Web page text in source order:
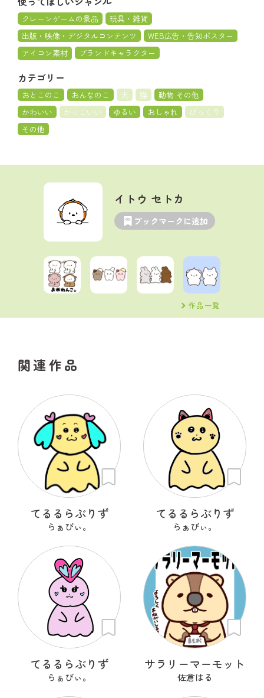
クレーンゲームの景品
玩具・雑貨
出版・映像・デジタルコンテンツ
WEB広告・告知ポスター
アイコン素材
ブランドキャラクター
カテゴリー
おとこのこ おんなのこ 犬 猫
動物 その他
かわいい
かっこいい ゆるい おしゃれ
びっくり
その他
イトウ セトカ
ブックマークに追加
作品一覧
関連作品
てるるらぶりず
らぁびぃ。
てるるらぶりず
らぁびぃ。
てるるらぶりず
らぁびぃ。
サラリーマーモット
佐倉はる